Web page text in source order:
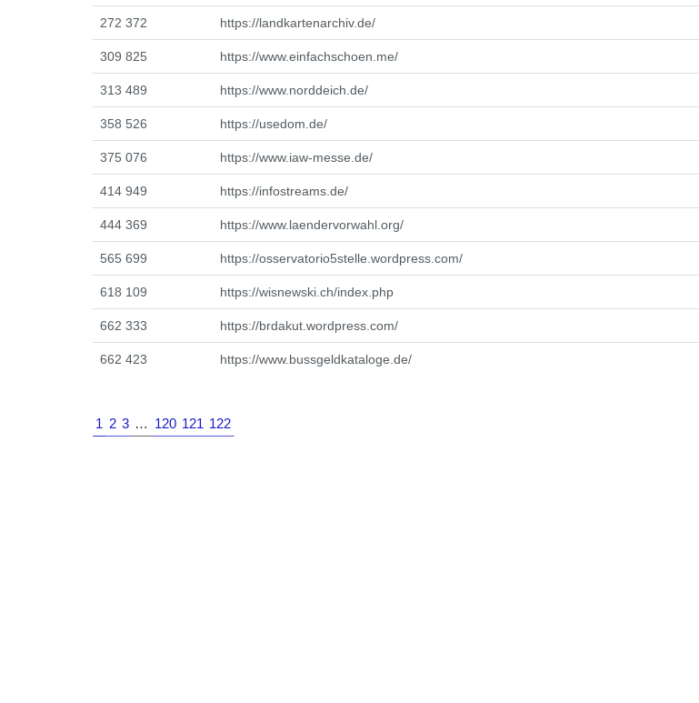
272 372 https://landkartenarchiv.de/
309 825 https://www.einfachschoen.me/
313 489 https://www.norddeich.de/
358 526 https://usedom.de/
375 076 https://www.iaw-messe.de/
414 949 https://infostreams.de/
444 369 https://www.laendervorwahl.org/
565 699 https://osservatorio5stelle.wordpress.com/
618 109 https://wisnewski.ch/index.php
662 333 https://brdakut.wordpress.com/
662 423 https://www.bussgeldkataloge.de/
1 2 3 … 120